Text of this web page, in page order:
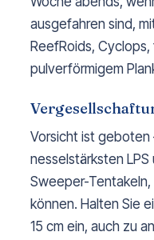
ausgefahren sind,
ReefRoids,
pulverförmigem
Vorsicht ist geboten
nesselstärksten
Sweeper-
können. Halten Sie
15 cm ein, auch zu